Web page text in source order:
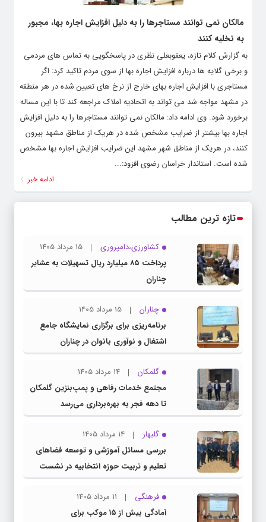
مالکان نمی توانند مستاجرها را به دلیل افزایش اجاره بها، مجبور
به تخلیه کنند
به گزارش کلام تازه، یعقوبعلی نظری در پاسخگویی به تماس های مردمی
و برخی گلایه ها درباره افزایش اجاره بها از سوی مردم تاکید کرد: اگر
مستاجری با افزایش اجاره بهای خارج از نرخ های تعیین شده در هر منطقه
در مشهد مواجه شد می تواند به اتحادیه املاک مراجعه کند تا با این مساله
برخورد شود. وی ادامه داد: مالکان نمی توانند مستاجرها را به دلیل افزایش
اجاره بها بیشتر از ضرایب مشخص شده در هریک از مناطق مشهد بیرون
کنند، در هریک از مناطق شهر مشهد این ضرایب افزایش اجاره بها مشخص
شده است. استاندار خراسان رضوی افزود:...
ادامه خبر
تازه ترین مطالب
کشاورزی،دامپروری
15 مرداد 1405
پرداخت ۸۵ میلیارد ریال تسهیلات به عشایر
چناران
چناران
15 مرداد 1405
برنامه‌ریزی برای برگزاری نمایشگاه جامع
اشتغال و نوآوری بانوان در چناران
گلمکان
14 مرداد 1405
مجتمع خدمات رفاهی و پمپ‌بنزین گلمکان
تا دهه فجر به بهره‌برداری می‌رسد
گلبهار
14 مرداد 1405
بررسی مسائل آموزشی و توسعه فضاهای
تعلیم و تربیت حوزه انتخابیه در نشست
مشترک عضو کمیسیون آموزش مجلس با
مدیرکل آموزش و پرورش خراسان رضوی
فرهنگی
11 مرداد 1405
آمادگی بیش از ۱۵ موکب برای